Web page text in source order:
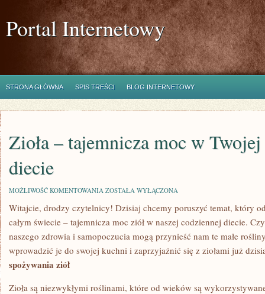
Portal Internetowy
STRONA GŁÓWNA SPIS TREŚCI BLOG INTERNETOWY
Zioła – tajemnicza moc w
diecie
MOŻLIWOŚĆ KOMENTOWANIA ZIOŁA
TAJEMNICZA
MOC
W
TWOJEJ
CODZIENNEJ
DIECIE
ZOSTAŁA WYŁĄCZONA
Witajcie, drodzy czytelnicy! Dzisiaj chcemy poruszyć temat, który
całym świecie – tajemnicza moc ziół w naszej codziennej ⁤diecie.
naszego ‍zdrowia⁣ i‍ samopoczucia mogą przynieść nam te małe
wprowadzić je do swojej kuchni i zaprzyjaźnić się z ziołami już
spożywania ziół
Zioła są niezwykłymi roślinami, które od wieków są